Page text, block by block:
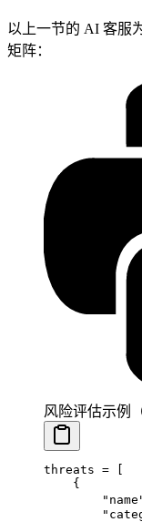
以上一节的 AI 客服
矩阵：
风险评估示例
threats =
    {